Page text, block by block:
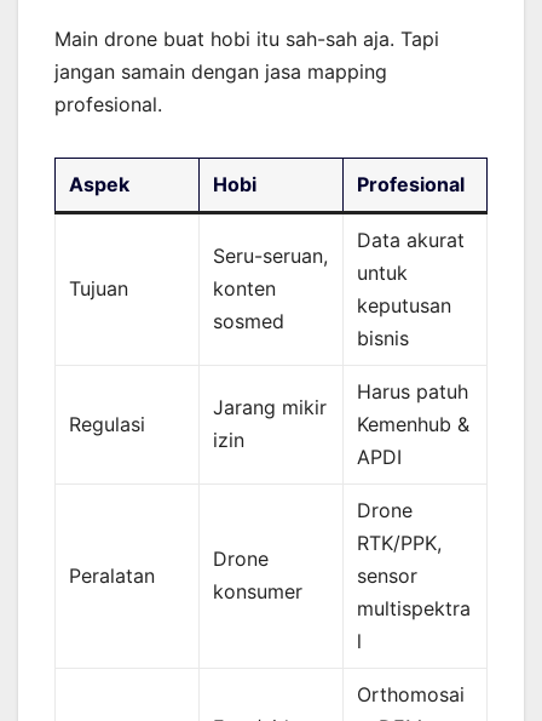
Main drone buat hobi itu sah-sah aja. Tapi
jangan samain dengan jasa mapping
profesional.
Aspek Hobi Profesional
Tujuan
Seru-seruan,
konten
sosmed
Data akurat
untuk
keputusan
bisnis
Regulasi
Jarang mikir
izin
Harus patuh
Kemenhub &
APDI
Peralatan
Drone
konsumer
Drone
RTK/PPK,
sensor
multispektra
l
Orthomosai